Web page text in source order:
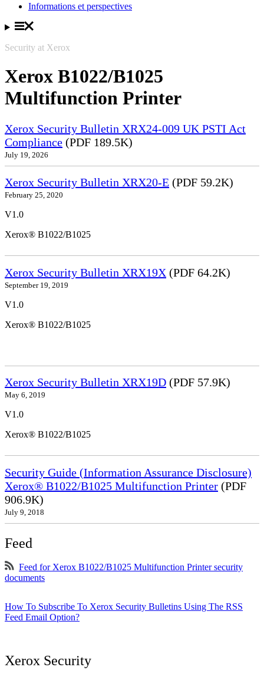
Informations et perspectives
Security at Xerox
Xerox B1022/B1025
Multifunction Printer
Xerox Security Bulletin XRX24-009 UK PSTI Act
Compliance (PDF 189.5K)
July 19, 2026
Xerox Security Bulletin XRX20-E (PDF 59.2K)
February 25, 2020
V1.0
Xerox® B1022/B1025
Xerox Security Bulletin XRX19X (PDF 64.2K)
September 19, 2019
V1.0
Xerox® B1022/B1025
Xerox Security Bulletin XRX19D (PDF 57.9K)
May 6, 2019
V1.0
Xerox® B1022/B1025
Security Guide (Information Assurance Disclosure)
Xerox® B1022/B1025 Multifunction Printer (PDF
906.9K)
July 9, 2018
Feed
Feed for Xerox B1022/B1025 Multifunction Printer security
documents
How To Subscribe To Xerox Security Bulletins Using The RSS
Feed Email Option?
Xerox Security